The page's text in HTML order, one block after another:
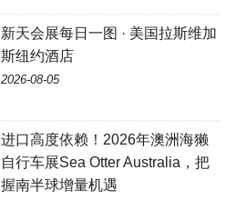
新天会展每日一图 · 美国拉斯维加
斯纽约酒店
2026-08-05
进口高度依赖！2026年澳洲海獭
自行车展Sea Otter Australia，把
握南半球增量机遇